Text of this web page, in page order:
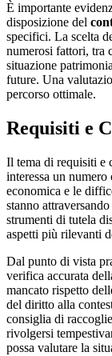
È importante
disposizione del
specifici. La scelta
numerosi fattori, tra
situazione
future. Una
percorso ottimale.
Requisiti e
Il tema di requisiti e
interessa un
economica e le
stanno
strumenti di tutela
aspetti più rilevanti
Dal punto di vista
verifica accurata
mancato rispetto
del diritto alla
consiglia di
rivolgersi
possa valutare la